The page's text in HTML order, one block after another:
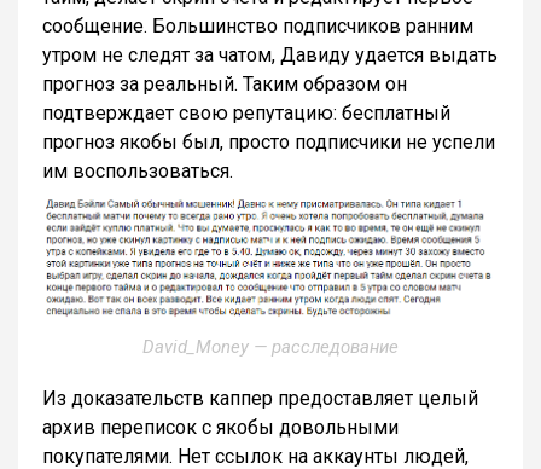
сообщение. Большинство подписчиков ранним
утром не следят за чатом, Давиду удается выдать
прогноз за реальный. Таким образом он
подтверждает свою репутацию: бесплатный
прогноз якобы был, просто подписчики не успели
им воспользоваться.
David_Money — расследование
Из доказательств каппер предоставляет целый
архив переписок с якобы довольными
покупателями. Нет ссылок на аккаунты людей,